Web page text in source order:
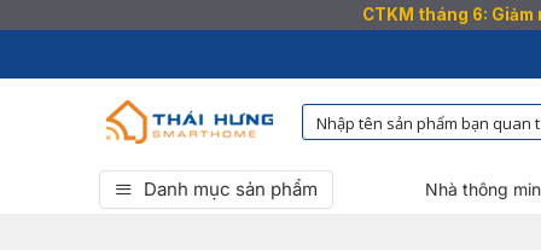
CTKM tháng 6:
qua
Danh mục sản phẩm Nhà thông